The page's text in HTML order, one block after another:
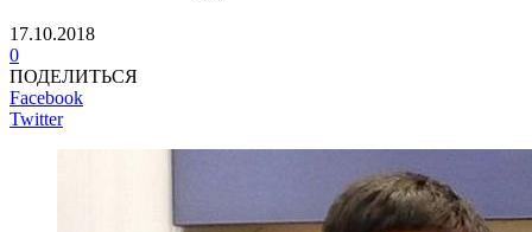
17.10.2018
0
ПОДЕЛИТЬСЯ
Facebook
Twitter